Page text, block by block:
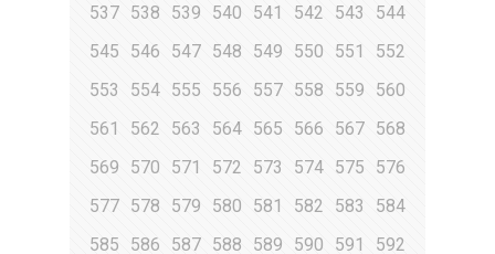
537 538 539 540 541 542 543
544
545
546 547 548 549 550 551
552
553
554 555 556 557 558 559
560
561
562 563 564 565 566 567 568
569
570 571 572 573 574 575
576
577 578 579 580 581 582 583
584
585
586 587 588 589 590 591
592